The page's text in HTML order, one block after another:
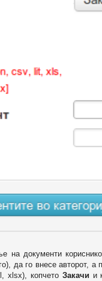
на документи
да го внесе авторот,
xlsx), копчето Закачи и